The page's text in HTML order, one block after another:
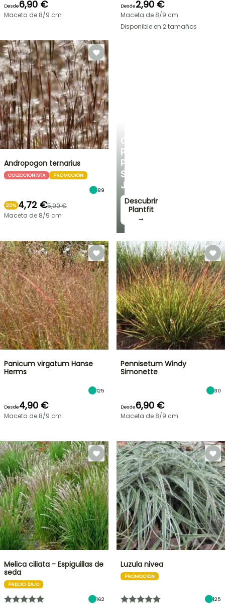
CONSEJOS
PERSONALIZADOS
PARA
SU
JARDÍN
Descubrir
Plantfit
→
Desde6,90 €
Maceta de 8/9 cm
Desde2,90 €
Maceta de 8/9 cm
Disponible en 2 tamaños
Andropogon ternarius
COLECCIONISTA PROMOCIÓN
89
20% 4,72 €5,90 €
Maceta de 8/9 cm
Panicum virgatum Hanse
Herms
125
Desde4,90 €
Maceta de 8/9 cm
Pennisetum Windy
Simonette
30
Desde6,90 €
Maceta de 8/9 cm
Melica ciliata - Espiguillas de
seda
PRECIO BAJO
162
Luzula nivea
PROMOCIÓN
125